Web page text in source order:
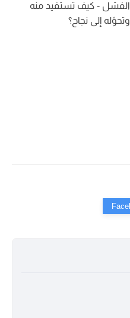
الفشل - كيف تستفيد منه
وتحوّله إلى نجاح؟